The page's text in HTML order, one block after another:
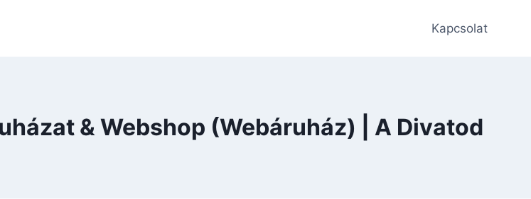
Kapcsolat
& Webshop (Webáruház) | A Divatod